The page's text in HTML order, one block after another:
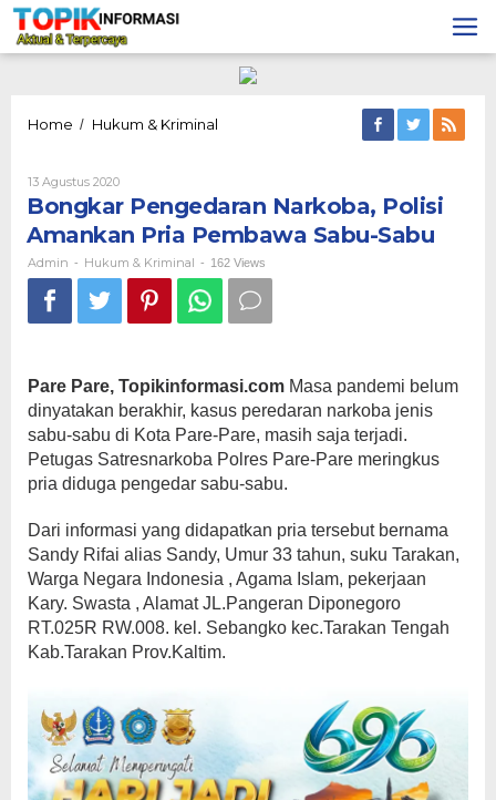
Lewati
konten
Home / Hukum & Kriminal
Amankan
Pembawa
Sabu-
Sabu
13 Agustus 2020Oleh
Admin
Bongkar Pengedaran Narkoba, Polisi
Amankan Pria Pembawa Sabu-Sabu
Admin - Hukum & Kriminal - 162 Views
Pare Pare, Topikinformasi.com Masa pandemi belum
dinyatakan berakhir, kasus peredaran narkoba jenis
sabu-sabu di Kota Pare-Pare, masih saja terjadi.
Petugas Satresnarkoba Polres Pare-Pare meringkus
pria diduga pengedar sabu-sabu.
Dari informasi yang didapatkan pria tersebut bernama
Sandy Rifai alias Sandy, Umur 33 tahun, suku Tarakan,
Warga Negara Indonesia , Agama Islam, pekerjaan
Kary. Swasta , Alamat JL.Pangeran Diponegoro
RT.025R RW.008. kel. Sebangko kec.Tarakan Tengah
Kab.Tarakan Prov.Kaltim.